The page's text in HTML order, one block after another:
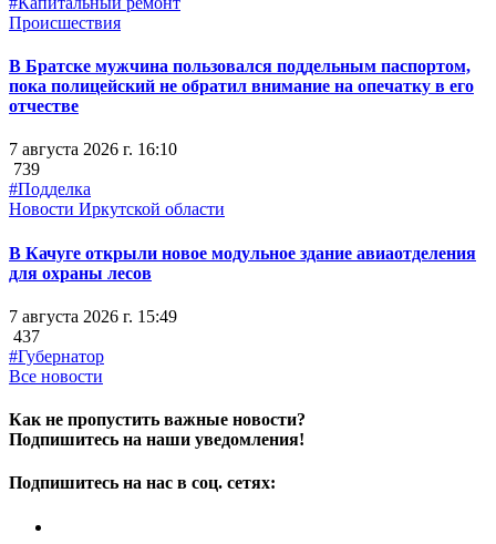
Происшествия
В Братске мужчина пользовался поддельным паспортом,
пока полицейский не обратил внимание на опечатку в его
отчестве
7 августа 2026 г. 16:10
739
#Подделка
Новости Иркутской области
В Качуге открыли новое модульное здание авиаотделения
для охраны лесов
7 августа 2026 г. 15:49
437
#Губернатор
Все новости
Как не пропустить важные новости?
Подпишитесь на наши уведомления!
Подпишитесь на нас в соц. сетях: